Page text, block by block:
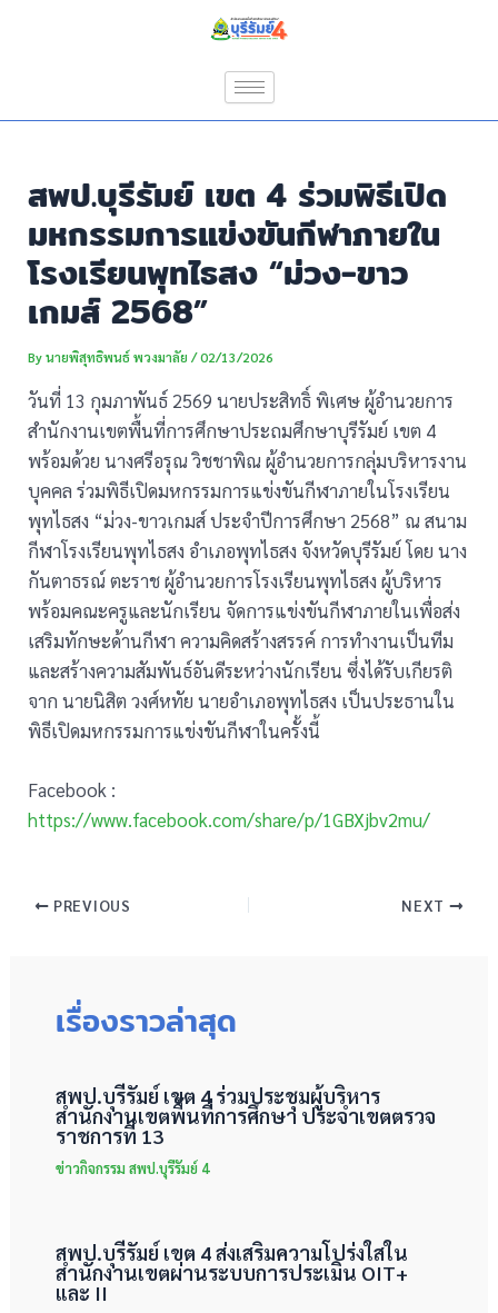
สพป.บุรีรัมย์ เขต 4 ร่วมพิธีเปิด
มหกรรมการแข่งขันกีฬาภายใน
โรงเรียนพุทไธสง “ม่วง-ขาว
เกมส์ 2568”
Byนายพิสุทธิพนธ์ พวงมาลัย/02/13/2026
วันที่ 13 กุมภาพันธ์ 2569 นายประสิทธิ์ พิเศษ ผู้อำนวยการ
สำนักงานเขตพื้นที่การศึกษาประถมศึกษาบุรีรัมย์ เขต 4
พร้อมด้วย นางศรีอรุณ วิชชาพิณ ผู้อำนวยการกลุ่มบริหารงาน
บุคคล ร่วมพิธีเปิดมหกรรมการแข่งขันกีฬาภายในโรงเรียน
พุทไธสง “ม่วง-ขาวเกมส์ ประจำปีการศึกษา 2568” ณ สนาม
กีฬาโรงเรียนพุทไธสง อำเภอพุทไธสง จังหวัดบุรีรัมย์ โดย นาง
กันตาธรณ์ ตะราช ผู้อำนวยการโรงเรียนพุทไธสง ผู้บริหาร
พร้อมคณะครูและนักเรียน จัดการแข่งขันกีฬาภายในเพื่อส่ง
เสริมทักษะด้านกีฬา ความคิดสร้างสรรค์ การทำงานเป็นทีม
และสร้างความสัมพันธ์อันดีระหว่างนักเรียน ซึ่งได้รับเกียรติ
จาก นายนิสิต วงศ์หทัย นายอำเภอพุทไธสง เป็นประธานใน
พิธีเปิดมหกรรมการแข่งขันกีฬาในครั้งนี้
Facebook :
https://www.facebook.com/share/p/1GBXjbv2mu/
PREVIOUS NEXT
เรื่องราวล่าสุด
สพป.บุรีรัมย์ เขต 4 ร่วมประชุมผู้บริหาร
สำนักงานเขตพื้นที่การศึกษา ประจำเขตตรวจ
ราชการที่ 13
ข่าวกิจกรรม สพป.บุรีรัมย์ 4
สพป.บุรีรัมย์ เขต 4 ส่งเสริมความโปร่งใสใน
สำนักงานเขตผ่านระบบการประเมิน OIT+
และ II